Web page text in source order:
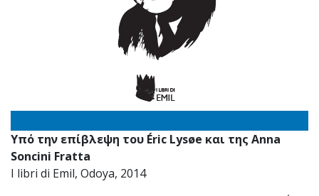
Υπό την επίβλεψη του Éric Lysøe και της Anna
Soncini Fratta
I libri di Emil, Odoya, 2014